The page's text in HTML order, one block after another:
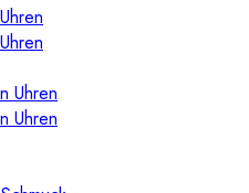
Uhren
Uhren